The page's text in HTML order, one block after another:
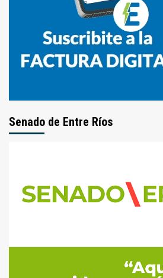
Senado de Entre Ríos